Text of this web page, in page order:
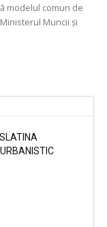
modelul comun de
Muncii și